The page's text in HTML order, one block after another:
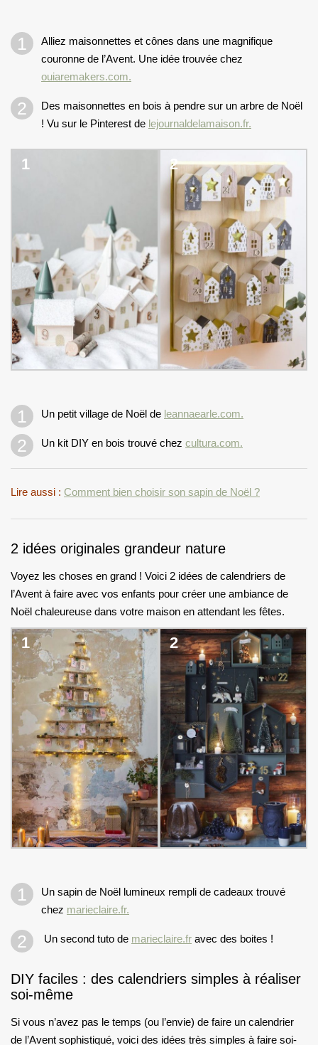
Alliez maisonnettes et cônes dans une magnifique
couronne de l’Avent. Une idée trouvée chez
ouiaremakers.com.
Des maisonnettes en bois à pendre sur un arbre de Noël
! Vu sur le Pinterest de lejournaldelamaison.fr.
1 2
Un petit village de Noël de leannaearle.com.
Un kit DIY en bois trouvé chez cultura.com.
Lire aussi : Comment bien choisir son sapin de Noël ?
2 idées originales grandeur nature
Voyez les choses en grand ! Voici 2 idées de calendriers de
l’Avent à faire avec vos enfants pour créer une ambiance de
Noël chaleureuse dans votre maison en attendant les fêtes.
1 2
Un sapin de Noël lumineux rempli de cadeaux trouvé
chez marieclaire.fr.
Un second tuto de marieclaire.fr avec des boites !
DIY faciles : des calendriers simples à réaliser
soi-même
Si vous n’avez pas le temps (ou l’envie) de faire un calendrier
de l’Avent sophistiqué, voici des idées très simples à faire soi-